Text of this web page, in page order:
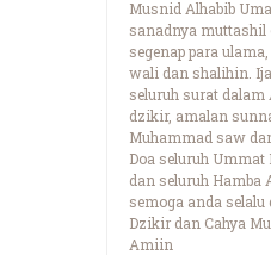
Musnid Alhabib
sanadnya muttashil
segenap para
wali dan shalihin.
seluruh surat dalam
dzikir, amalan
Muhammad saw
Doa seluruh
dan seluruh Hamba
semoga anda
Dzikir dan Cahya
Amiin